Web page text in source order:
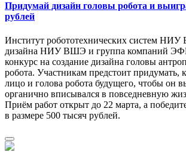
Придумай дизайн головы робота и
рублей
Институт робототехнических систем
дизайна НИУ ВШЭ и группа компаний
конкурс на создание дизайна головы
робота. Участникам предстоит придумать,
лицо и голова робота будущего, чтобы он
органично вписывался в повседневную
Приём работ открыт до 22 марта, а
в размере 500 тысяч рублей.